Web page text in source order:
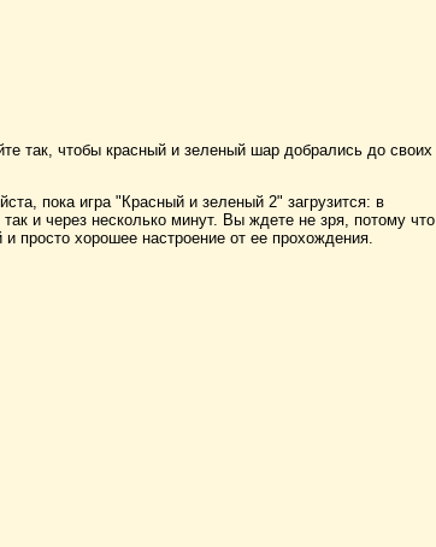
так, чтобы красный и зеленый шар добрались до своих
пока игра "Красный и зеленый 2" загрузится: в
и через несколько минут. Вы ждете не зря, потому что
просто хорошее настроение от ее прохождения.